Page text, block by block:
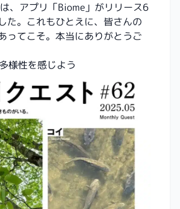
、アプリ「Biome」がリリース6
た。これもひとえに、皆さんの
ってこそ。本当にありがとうご
様性を感じよう